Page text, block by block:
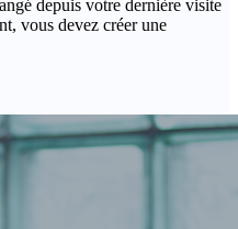
depuis votre dernière visite
vous devez créer une